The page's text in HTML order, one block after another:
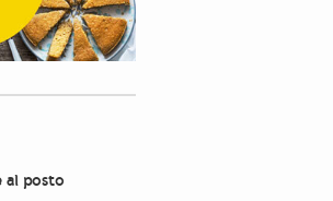
al posto